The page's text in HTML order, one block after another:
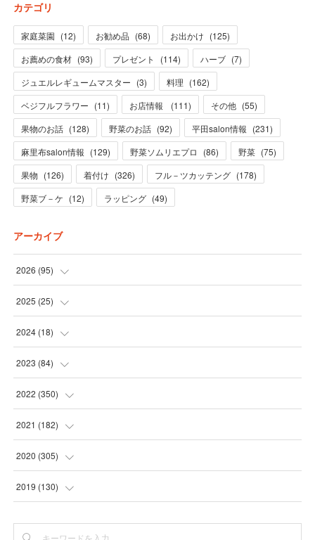
カテゴリ
家庭菜園 (12) お勧め品 (68) お出かけ (125)
お薦めの食材 (93) プレゼント (114) ハーブ (7)
ジュエルレギュームマスター (3) 料理 (162)
ベジフルフラワー (11) お店情報 (111) その他 (55)
果物のお話 (128) 野菜のお話 (92) 平田salon情報 (231)
麻里布salon情報 (129) 野菜ソムリエプロ (86) 野菜 (75)
果物 (126) 着付け (326) フル－ツカッテング (178)
野菜ブ－ケ (12) ラッピング (49)
アーカイブ
2026 (95)
(5
(31 )
(28
(31
2025 (25)
(3
(19 )
(1)
(1)
2024(18)
(1
(12
(2)
(1)
2023 (84)
(1)
(24
(24
(1)
2022 (350)
(16
(30
(31
2021 (182)
(25
(17
2020 (305)
(31
2019 (130)